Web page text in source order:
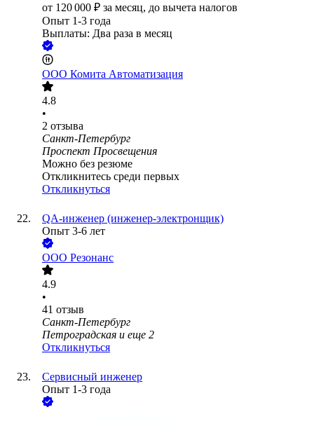
от 120 000 ₽ за месяц, до вычета налогов
Опыт 1-3 года
Выплаты: Два раза в месяц
ООО Комита Автоматизация
4.8
•
2 отзыва
Санкт-Петербург
Проспект Просвещения
Можно без резюме
Откликнитесь среди первых
Откликнуться
QA-инженер (инженер-электронщик)
Опыт 3-6 лет
ООО Резонанс
4.9
•
41 отзыв
Санкт-Петербург
Петроградская и еще 2
Откликнуться
Сервисный инженер
Опыт 1-3 года